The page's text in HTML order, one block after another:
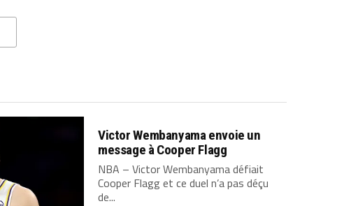
Victor Wembanyama envoie un
message à Cooper Flagg
NBA – Victor Wembanyama défiait
Cooper Flagg et ce duel n’a pas déçu
de...